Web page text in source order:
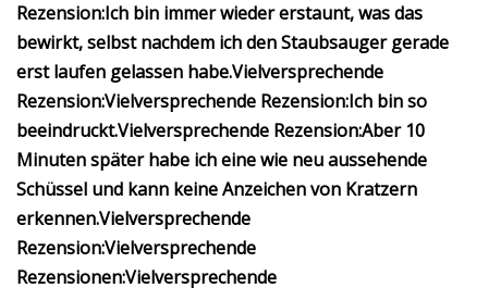
Rezension:Ich bin immer wieder erstaunt, was das
bewirkt, selbst nachdem ich den Staubsauger gerade
erst laufen gelassen habe.Vielversprechende
Rezension:Vielversprechende Rezension:Ich bin so
beeindruckt.Vielversprechende Rezension:Aber 10
Minuten später habe ich eine wie neu aussehende
Schüssel und kann keine Anzeichen von Kratzern
erkennen.Vielversprechende
Rezension:Vielversprechende
Rezensionen:Vielversprechende